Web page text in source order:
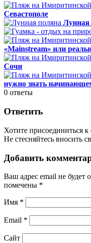
Севастополе
«Mainstream» или
Сочи
нужно знать
0 ответы
Ответить
Хотите присоединиться
Не стесняйтесь вносить
Добавить
Ваш адрес email не будет
помечены *
Имя *
Email *
Сайт